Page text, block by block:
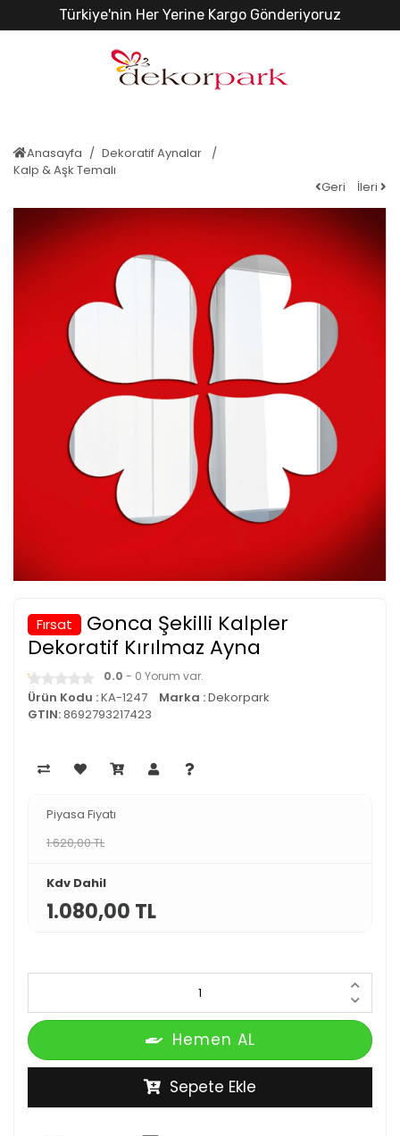
Türkiye'nin Her Yerine Kargo Gönderiyoruz
Anasayfa
Dekoratif Aynalar
Kalp & Aşk Temalı
Geri
İleri
Fırsat
Gonca Şekilli Kalpler
Dekoratif Kırılmaz Ayna
0.0 - 0 Yorum var.
Ürün Kodu :KA-1247 Marka :Dekorpark
GTIN:8692793217423
Piyasa Fiyatı
1.620,00 TL
Kdv Dahil
1.080,00 TL
Hemen AL
Sepete Ekle